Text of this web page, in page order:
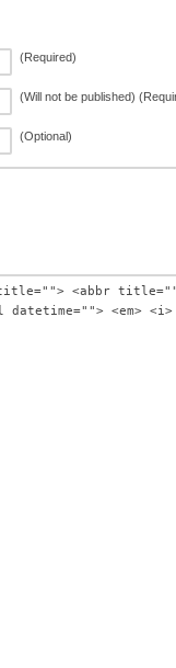
(Required)
(Will not be published)
(Optional)
<abbr
datetime=""> <em>